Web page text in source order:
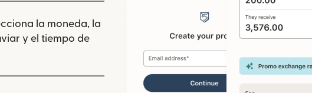
la moneda, la
y el tiempo de